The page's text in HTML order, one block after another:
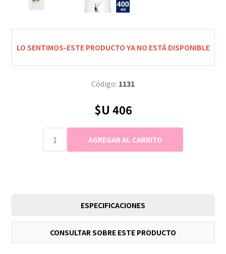
LO SENTIMOS-ESTE PRODUCTO YA NO ESTÁ DISPONIBLE
Código: 1131
$U 406
ESPECIFICACIONES
CONSULTAR SOBRE ESTE PRODUCTO